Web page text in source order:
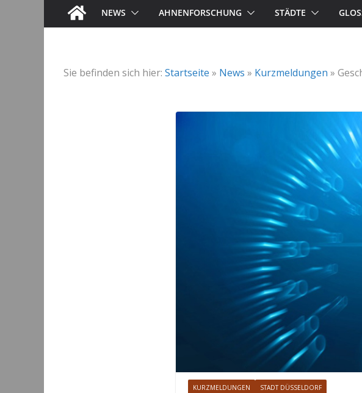
NEWS AHNENFORSCHUNG STÄDTE
Sie befinden sich hier: Startseite » News » Kurzmeldungen »
KURZMELDUNGEN STADT DÜSSELDORF